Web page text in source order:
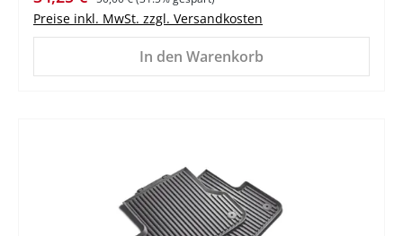
Preise inkl. MwSt. zzgl. Versandkosten
In den Warenkorb